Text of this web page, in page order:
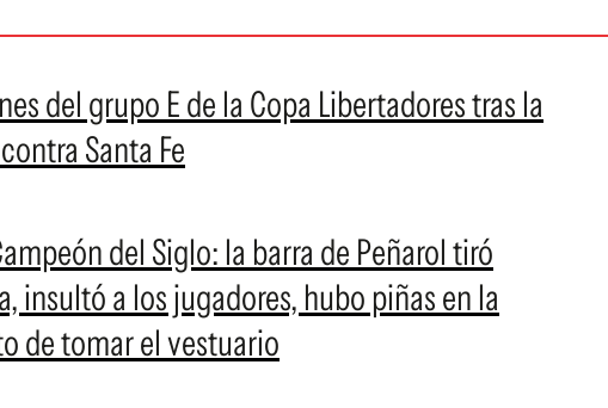
del grupo E de la Copa Libertadores tras la
Santa Fe
del Siglo: la barra de Peñarol tiró
insultó a los jugadores, hubo piñas en la
de tomar el vestuario